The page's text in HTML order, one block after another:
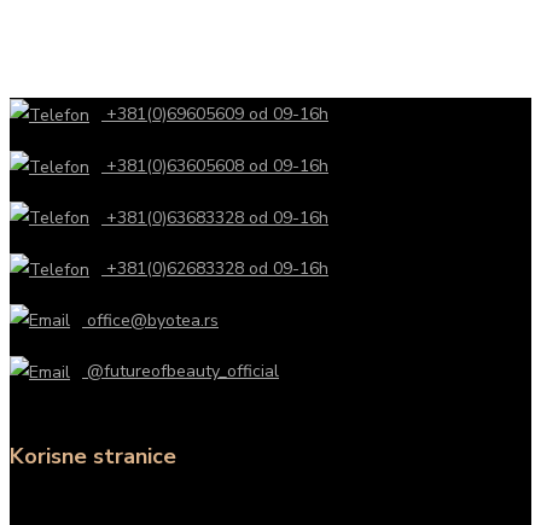
+381(0)69605609 od 09-16h
+381(0)63605608 od 09-16h
+381(0)63683328 od 09-16h
+381(0)62683328 od 09-16h
office@byotea.rs
@futureofbeauty_official
Korisne stranice